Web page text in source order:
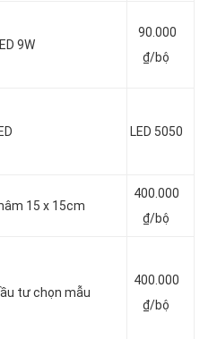
9W
90.000
₫/bộ
LED 5050
15 x 15cm
400.000
₫/bộ
tư chọn mẫu
400.000
₫/bộ